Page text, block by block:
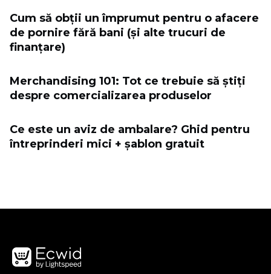
Cum să obții un împrumut pentru o afacere
de pornire fără bani (și alte trucuri de
finanțare)
Merchandising 101: Tot ce trebuie să știți
despre comercializarea produselor
Ce este un aviz de ambalare? Ghid pentru
întreprinderi mici + șablon gratuit